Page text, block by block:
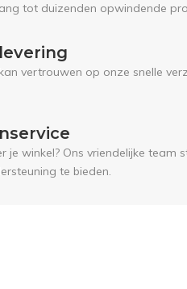
tot duizenden opwindende
vertrouwen op onze snelle
je winkel? Ons vriendelijke team
te bieden.